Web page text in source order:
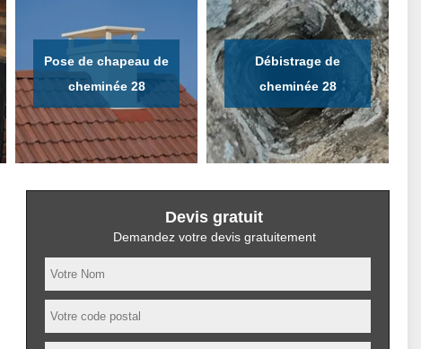
Pose de chapeau de
cheminée 28
Débistrage de
cheminée 28
Devis gratuit
Demandez votre devis gratuitement